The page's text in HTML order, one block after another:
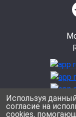
Используя
согласие на
cookies,